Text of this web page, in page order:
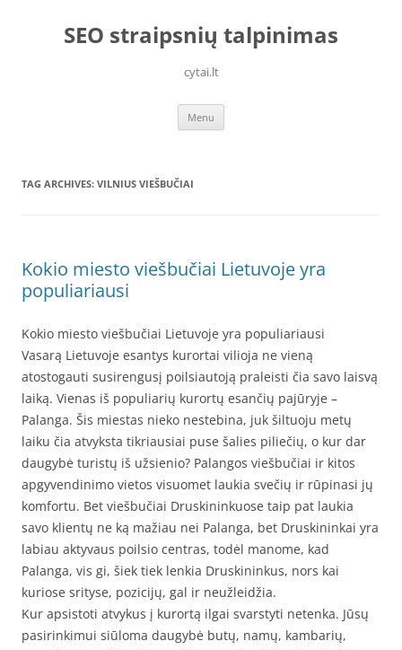
contentSEO straipsnių talpinimas
cytai.lt
Menu
TAG ARCHIVES: VILNIUS VIEŠBUČIAI
Kokio miesto viešbučiai Lietuvoje yra
populiariausi
Kokio miesto viešbučiai Lietuvoje yra populiariausi
Vasarą Lietuvoje esantys kurortai vilioja ne vieną
atostogauti susirengusį poilsiautoją praleisti čia savo laisvą
laiką. Vienas iš populiarių kurortų esančių pajūryje –
Palanga. Šis miestas nieko nestebina, juk šiltuoju metų
laiku čia atvyksta tikriausiai puse šalies piliečių, o kur dar
daugybė turistų iš užsienio? Palangos viešbučiai ir kitos
apgyvendinimo vietos visuomet laukia svečių ir rūpinasi jų
komfortu. Bet viešbučiai Druskininkuose taip pat laukia
savo klientų ne ką mažiau nei Palanga, bet Druskininkai yra
labiau aktyvaus poilsio centras, todėl manome, kad
Palanga, vis gi, šiek tiek lenkia Druskininkus, nors kai
kuriose srityse, pozicijų, gal ir neužleidžia.
Kur apsistoti atvykus į kurortą ilgai svarstyti netenka. Jūsų
pasirinkimui siūloma daugybė butų, namų, kambarių,